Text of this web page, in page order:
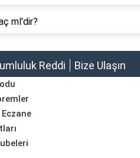
ml'dir?
Reddi Bize Ulaşın